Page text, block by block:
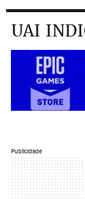
UAI
Publicidade